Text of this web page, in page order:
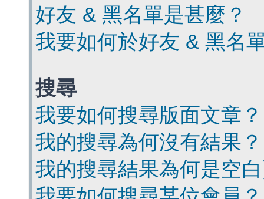
好友 & 黑名單是甚麼？
我要如何於好友 & 黑名
搜尋
我要如何搜尋版面文章？
我的搜尋為何沒有結果？
我的搜尋結果為何是空